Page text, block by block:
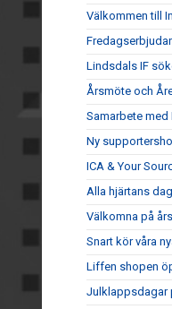
Välkommen till
Lindsdals IF
Årsmöte och
Samarbete med
Ny
ICA & Your
Alla hjärtans dag
Välkomna på
Snart kör våra
Liffen shopen
Julklappsdagar